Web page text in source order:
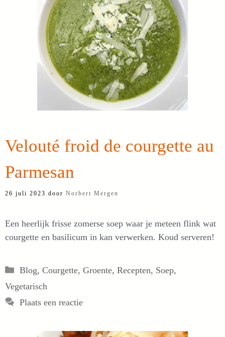
Velouté froid de courgette au
Parmesan
26 juli 2023 door Norbert Mergen
Een heerlijk frisse zomerse soep waar je meteen flink wat
courgette en basilicum in kan verwerken. Koud serveren!
Categorieën
Blog, Courgette, Groente, Recepten, Soep,
Vegetarisch
Plaats een reactie